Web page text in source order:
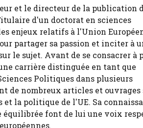
et le directeur de la publication
d'un doctorat en sciences
enjeux relatifs à l'Union
partager sa passion et inciter à
le sujet. Avant de se consacrer à
carrière distinguée en tant que
Politiques dans plusieurs
de nombreux articles et ouvrages
la politique de l'UE. Sa
équilibrée font de lui une voix